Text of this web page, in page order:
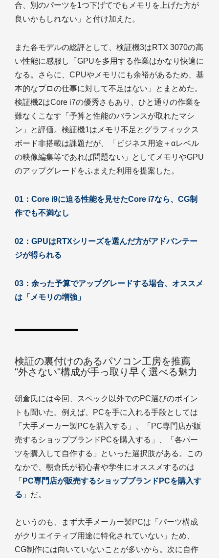
合、別のパーツを1つ下げてでもメモリを上げた方が
良いかもしれない」と付け加えた。
また各モデルの総評として、検証機3はRTX 3070の高
い性能に感服し「GPUを多用する作業はかなり快適に
なる。さらに、CPUやメモリにも余裕があるため、基
本的なプロの仕事に対して不足はない」とまとめた。
検証機2はCore i7の優秀さもあり、ひと通りの作業を
難なくこなす「予算と性能のバランスが取れたマシ
ン」と評価。検証機1はメモリ不足とグラフィックス
ボード非搭載は課題だが、「ビジネス用途＋αレベル
の映像編集等であれば問題ない」としてメモリやGPU
のアップグレードをふまえた利用を提案した。
01：Core i9に迫る性能を見せたCore i7なら、CG制
作でも不満なし
02：GPUはRTXシリーズを選んだ方がアドバンテー
ジが得られる
03：余った予算でアップグレードする場合、オススメ
は「メモリの増強」
検証の裏付けのあるパソコン工房を推薦
"外さない"構成が手っ取り早く選べる魅力
朝倉氏には今回、スペック以外でのPC選びのポイン
トも聞いた。例えば、PCを手に入れる手段としては
「大手メーカー製PCを購入する」、「PC専門店が販
売するショップブランドPCを購入する」、「各パー
ツを購入して自作する」といった選択肢がある。この
なかで、朝倉氏が初心者や学生にオススメするのは
「 PC専門店が販売するショップブランドPCを購入す
る 」だ。
というのも、まず大手メーカー製PCは「パーツ構成
がクリエイティブ用途に特化されていない」ため、
CG制作には向いていないことが多いから。次に自作